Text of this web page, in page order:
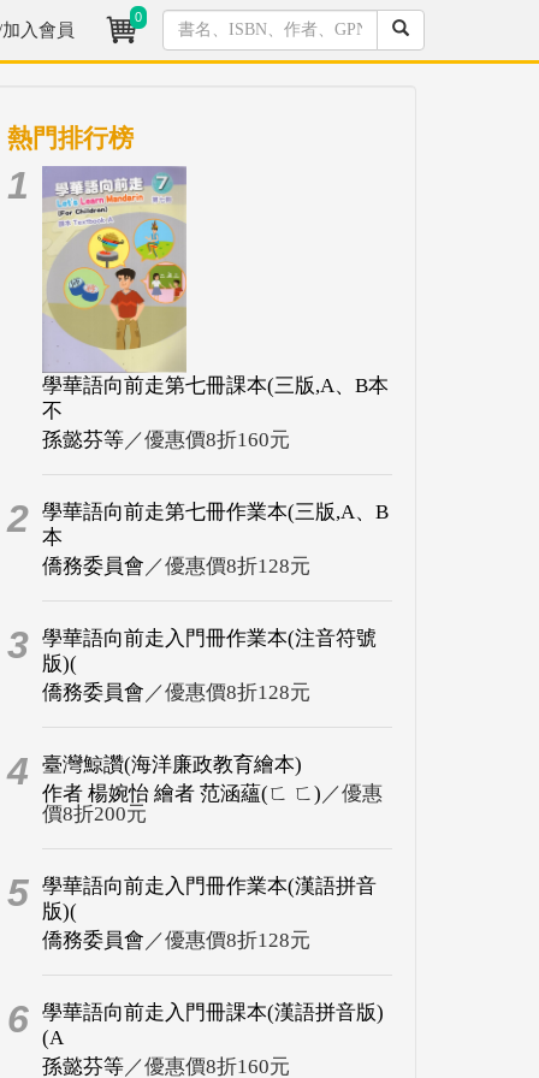
入會員
0
熱門排行榜
1
學華語向前走第七冊課本(三版,A、B本
不
孫懿芬等／優惠價8折160元
2 學華語向前走第七冊作業本(三版,A、B
本
僑務委員會 ／優惠價8折128元
3 學華語向前走入門冊作業本(注音符號
版)(
僑務委員會 ／優惠價8折128元
4
臺灣鯨讚(海洋廉政教育繪本)
作者 楊婉怡 繪者 范涵蘊(ㄈ ㄈ) ／優惠
價8折200元
5 學華語向前走入門冊作業本(漢語拼音
版)(
僑務委員會 ／優惠價8折128元
6 學華語向前走入門冊課本(漢語拼音版)
(A
孫懿芬等／優惠價8折160元